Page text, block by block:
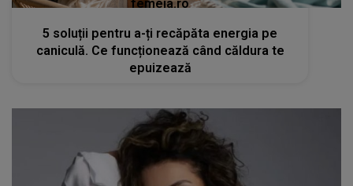
femeia.ro
5 soluții pentru a-ți recăpăta energia pe
caniculă. Ce funcționează când căldura te
epuizează